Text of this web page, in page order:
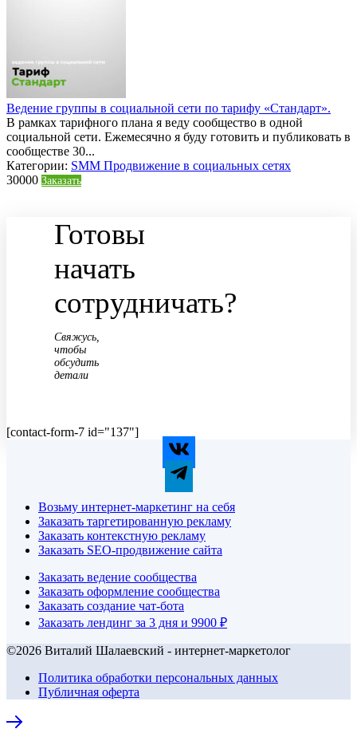
Ведение группы в социальной сети по тарифу «Стандарт».
В рамках тарифного плана я веду сообщество в одной
социальной сети. Ежемесячно я буду готовить и публиковать в
сообществе 30...
Категории: SMM Продвижение в социальных сетях
30000 Заказать
Готовы
начать
сотрудничать?
Свяжусь,
чтобы
обсудить
детали
[contact-form-7 id="137"]
Возьму интернет-маркетинг на себя
Заказать таргетированную рекламу
Заказать контекстную рекламу
Заказать SEO-продвижение сайта
Заказать ведение сообщества
Заказать оформление сообщества
Заказать создание чат-бота
Заказать лендинг за 3 дня и 9900 ₽
©2026 Виталий Шалаевский - интернет-маркетолог
Политика обработки персональных данных
Публичная оферта